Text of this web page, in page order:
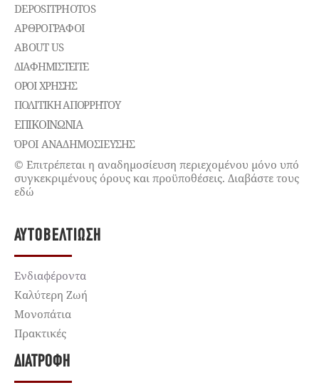
DEPOSITPHOTOS
ΑΡΘΡΟΓΡΑΦΟΙ
ABOUT US
ΔΙΑΦΗΜΙΣΤΕΊΤΕ
ΌΡΟΙ ΧΡΉΣΗΣ
ΠΟΛΙΤΙΚΉ ΑΠΟΡΡΉΤΟΥ
ΕΠΙΚΟΙΝΩΝΊΑ
ΌΡΟΙ ΑΝΑΔΗΜΟΣΙΕΥΣΗΣ
© Επιτρέπεται η αναδημοσίευση περιεχομένου μόνο υπό
συγκεκριμένους όρους και προϋποθέσεις. Διαβάστε τους
εδώ
ΑΥΤΟΒΕΛΤΊΩΣΗ
Ενδιαφέροντα
Καλύτερη Ζωή
Μονοπάτια
Πρακτικές
ΔΙΑΤΡΟΦΉ